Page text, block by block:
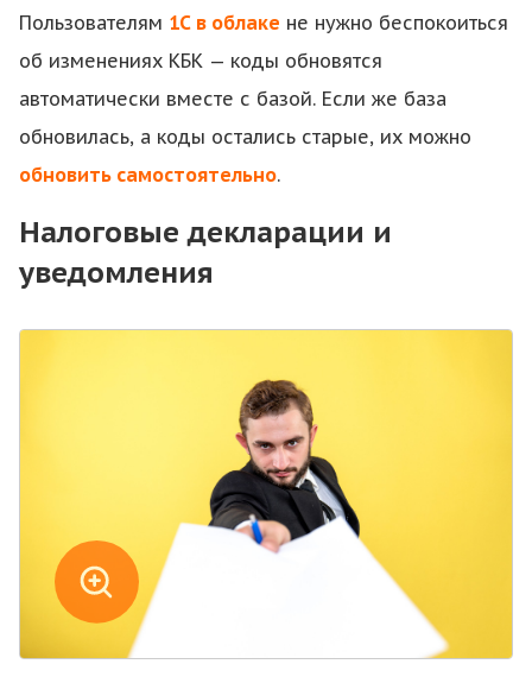
Пользователям 1С в облаке не нужно беспокоиться
об изменениях КБК — коды обновятся
автоматически вместе с базой. Если же база
обновилась, а коды остались старые, их можно
обновить самостоятельно.
Налоговые декларации и
уведомления